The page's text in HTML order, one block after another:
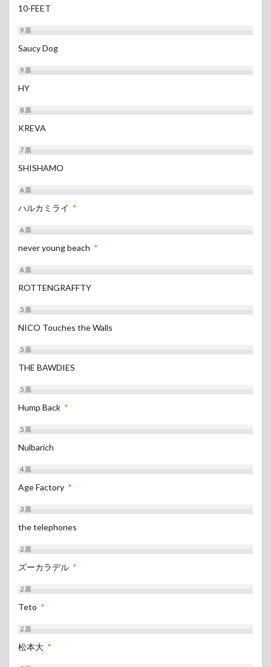
10-FEET
9票
Saucy Dog
9票
HY
8票
KREVA
7票
SHISHAMO
6票
ハルカミライ *
6票
never young beach *
6票
ROTTENGRAFFTY
5票
NICO Touches the Walls
5票
THE BAWDIES
5票
Hump Back *
5票
Nulbarich
4票
Age Factory *
3票
the telephones
2票
ズーカラデル *
2票
Teto *
2票
松本大 *